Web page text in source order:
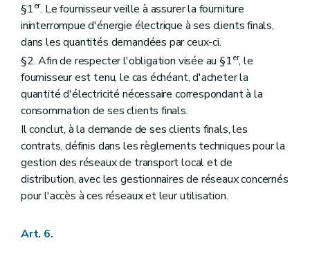
§1er. Le fournisseur veille à assurer la fourniture
ininterrompue d'énergie électrique à ses clients finals,
dans les quantités demandées par ceux-ci.
§2. Afin de respecter l'obligation visée au §1er, le
fournisseur est tenu, le cas échéant, d'acheter la
quantité d'électricité nécessaire correspondant à la
consommation de ses clients finals.
Il conclut, à la demande de ses clients finals, les
contrats, définis dans les règlements techniques pour la
gestion des réseaux de transport local et de
distribution, avec les gestionnaires de réseaux concernés
pour l'accès à ces réseaux et leur utilisation.
Art. 6.